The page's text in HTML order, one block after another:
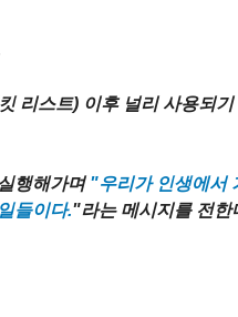
리스트) 이후 널리 사용되기
행해가며 "우리가 인생에서
들이다."라는 메시지를 전한